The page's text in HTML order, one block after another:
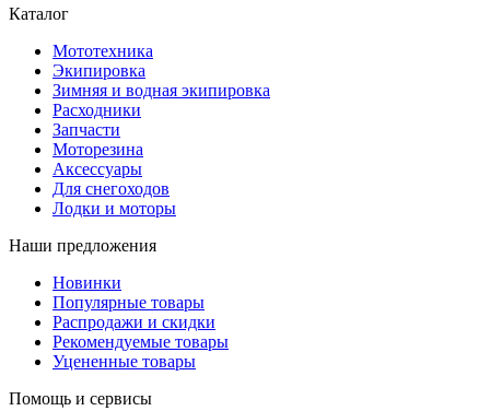
Каталог
Мототехника
Экипировка
Зимняя и водная экипировка
Расходники
Запчасти
Моторезина
Аксессуары
Для снегоходов
Лодки и моторы
Наши предложения
Новинки
Популярные товары
Распродажи и скидки
Рекомендуемые товары
Уцененные товары
Помощь и сервисы